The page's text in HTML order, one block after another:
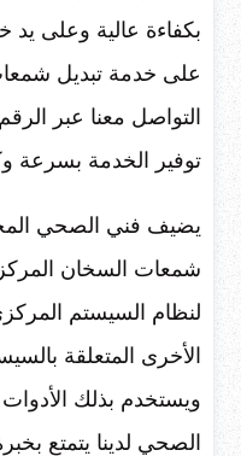
بكفاءة عالية وعلى
على خدمة تبديل
التواصل معنا عبر
توفير الخدمة بسرعة
يضيف فني الصحي
شمعات السخان
لنظام السيستم
الأخرى المتعلقة
ويستخدم بذلك الأدوات
الصحي لدينا يتمتع